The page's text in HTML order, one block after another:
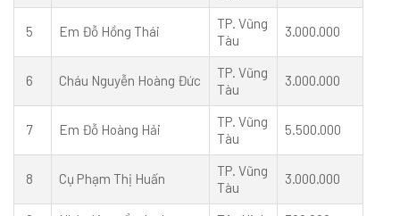
5 Em Đỗ Hồng Thái
TP. Vũng
Tàu
3.000.000
6 Cháu Nguyễn Hoàng Đức
TP. Vũng
Tàu
3.000.000
7 Em Đỗ Hoàng Hải
TP. Vũng
Tàu
5.500.000
8 Cụ Phạm Thị Huấn
TP. Vũng
Tàu
3.000.000